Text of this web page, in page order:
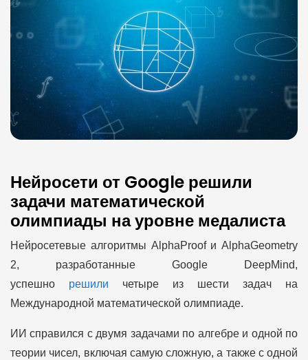
Нейросети от Google решили
задачи математической
олимпиады на уровне медалиста
Нейросетевые алгоритмы AlphaProof и AlphaGeometry
2, разработанные Google DeepMind,
успешно решили четыре из шести задач на
Международной математической олимпиаде.
ИИ справился с двумя задачами по алгебре и одной по
теории чисел, включая самую сложную, а также с одной